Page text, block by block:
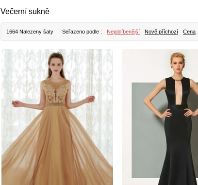
Večerní sukně
1664 Nalezeny šaty Seřazeno podle : Nejoblíbenější Nově příchozí Cena